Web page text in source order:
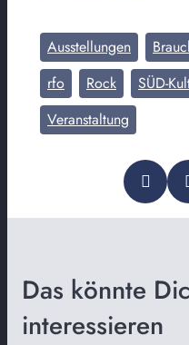
Ausstellungen
rfo
Rock SÜD-
Veranstaltung
Das könnte
interessieren